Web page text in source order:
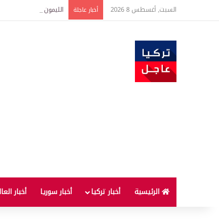
السبت, أغسطس 8 2026 أخبار عاجلة الليمون والقرفة في
الرئيسية أخبار تركيا أخبار سوريا أخبار